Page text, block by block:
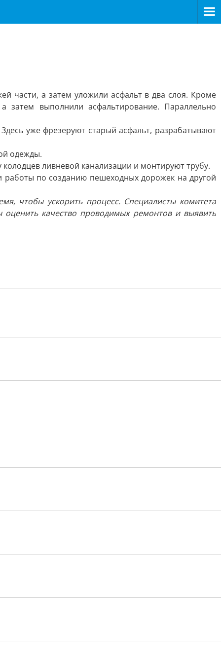
части, а затем уложили асфальт в два слоя. Кроме
затем выполнили асфальтирование. Параллельно
уже фрезеруют старый асфальт, разрабатывают
одежды.
ливневой канализации и монтируют трубу.
работы по созданию пешеходных дорожек на другой
чтобы ускорить процесс. Специалисты комитета
оценить качество проводимых ремонтов и выявить